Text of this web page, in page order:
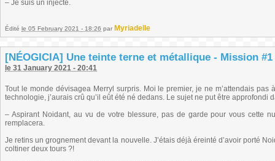
– Je suis un injecté.
Édité le 05 February 2021 - 18:26 par Myriadelle
[NÉOGICIA] Une teinte terne et métallique - Mission
le 31 January 2021 - 20:41
Tout le monde dévisagea Merryl surpris. Moi le premier, je ne m’attendais
technologie, j’aurais crû qu’il eût été né dedans. Le sujet ne put être
– Aspirant Noidant, au vu de votre blessure, pas de garde pour vous cette
remplacera.
Je retins un grognement devant la nouvelle. J’étais déjà éreinté d’avoir porté
coltiner deux tours ?!